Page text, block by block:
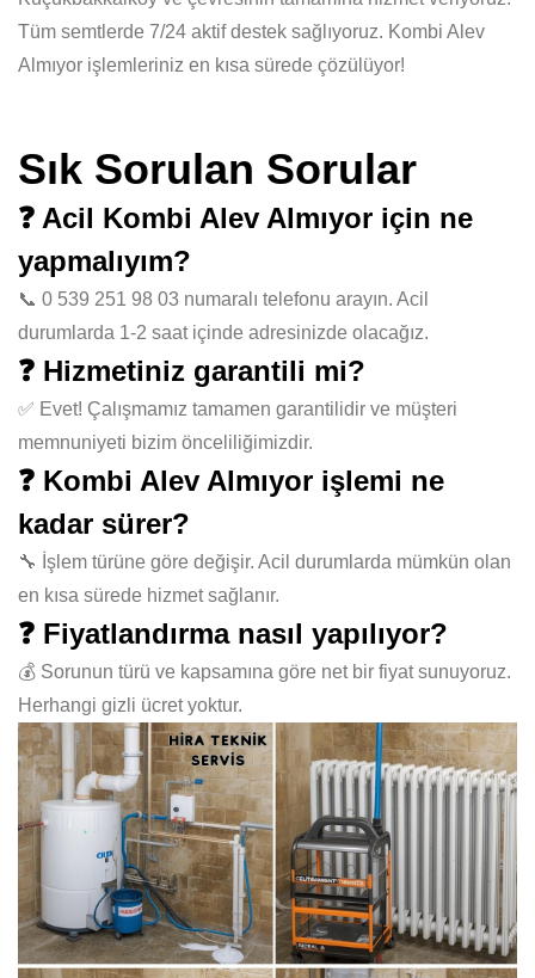
Tüm semtlerde 7/24 aktif destek sağlıyoruz. Kombi Alev
Almıyor işlemleriniz en kısa sürede çözülüyor!
Sık Sorulan Sorular
❓ Acil Kombi Alev Almıyor için ne
yapmalıyım?
📞 0 539 251 98 03 numaralı telefonu arayın. Acil
durumlarda 1-2 saat içinde adresinizde olacağız.
❓ Hizmetiniz garantili mi?
✅ Evet! Çalışmamız tamamen garantilidir ve müşteri
memnuniyeti bizim önceliliğimizdir.
❓ Kombi Alev Almıyor işlemi ne
kadar sürer?
🔧 İşlem türüne göre değişir. Acil durumlarda mümkün olan
en kısa sürede hizmet sağlanır.
❓ Fiyatlandırma nasıl yapılıyor?
💰 Sorunun türü ve kapsamına göre net bir fiyat sunuyoruz.
Herhangi gizli ücret yoktur.